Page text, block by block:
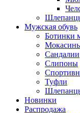
Мужская обувь
Ботинки
Сандалии
Слипоны
Туфли
Новинки
Распродажа